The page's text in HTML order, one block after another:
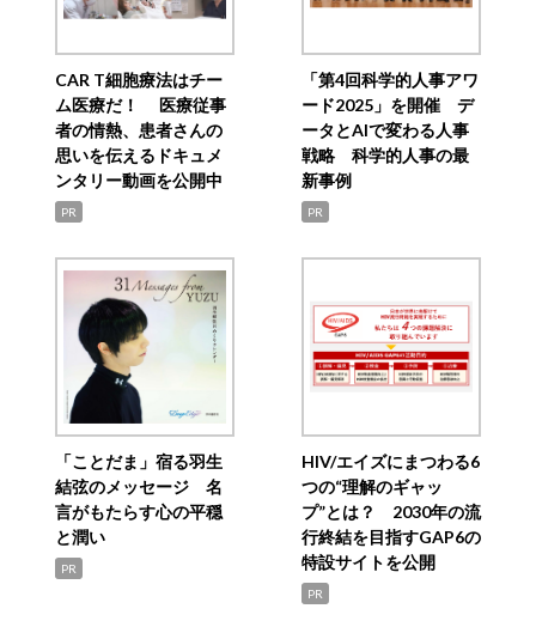
CAR T細胞療法はチー
ム医療だ！ 医療従事
者の情熱、患者さんの
思いを伝えるドキュメ
ンタリー動画を公開中
PR
「第4回科学的人事アワ
ード2025」を開催 デ
ータとAIで変わる人事
戦略 科学的人事の最
新事例
PR
「ことだま」宿る羽生
結弦のメッセージ 名
言がもたらす心の平穏
と潤い
PR
HIV/エイズにまつわる6
つの“理解のギャッ
プ”とは？ 2030年の流
行終結を目指すGAP6の
特設サイトを公開
PR